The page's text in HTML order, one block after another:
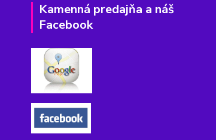
Kamenná predajňa a náš
Facebook